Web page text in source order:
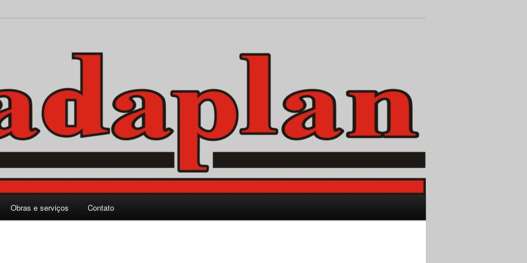
Pesquisar
Obras e serviços Contato